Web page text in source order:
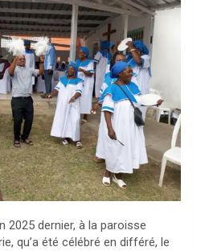
2025 dernier, à la paroisse
qu’a été célébré en différé, le